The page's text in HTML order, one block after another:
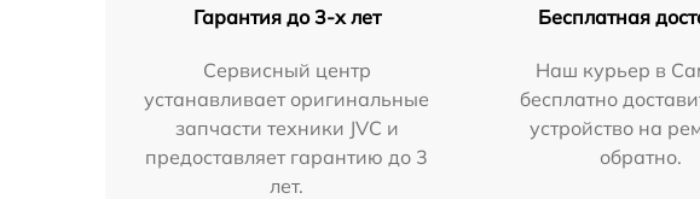
Гарантия до 3-х лет
Сервисный центр
устанавливает оригинальные
запчасти техники JVC и
предоставляет гарантию до 3
лет.
Бесплатная
Наш курьер в
бесплатно
устройство на
обратно.